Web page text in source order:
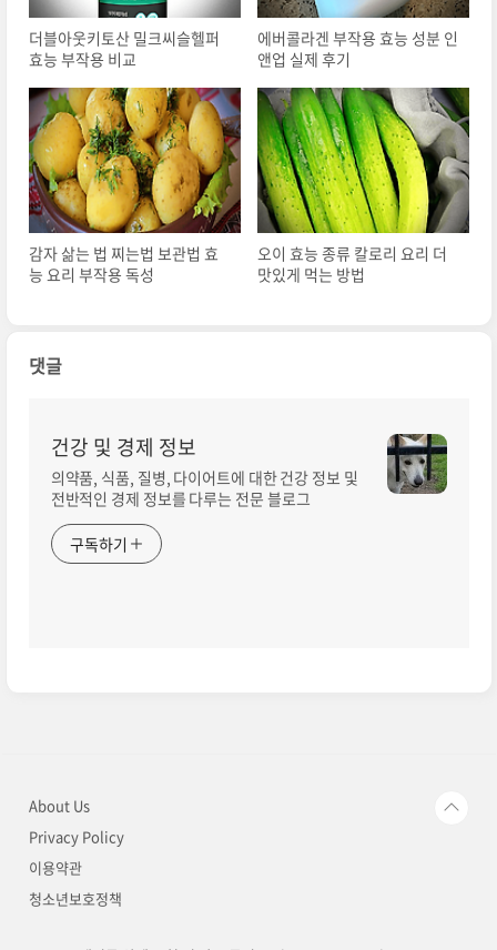
더블아웃키토산 밀크씨슬헬퍼
효능 부작용 비교
에버콜라겐 부작용 효능 성분 인
앤업 실제 후기
감자 삶는 법 찌는법 보관법 효
능 요리 부작용 독성
오이 효능 종류 칼로리 요리 더
맛있게 먹는 방법
댓글
건강 및 경제 정보
의약품, 식품, 질병, 다이어트에 대한 건강 정보 및
전반적인 경제 정보를 다루는 전문 블로그
구독하기
About Us
Privacy Policy
이용약관
청소년보호정책